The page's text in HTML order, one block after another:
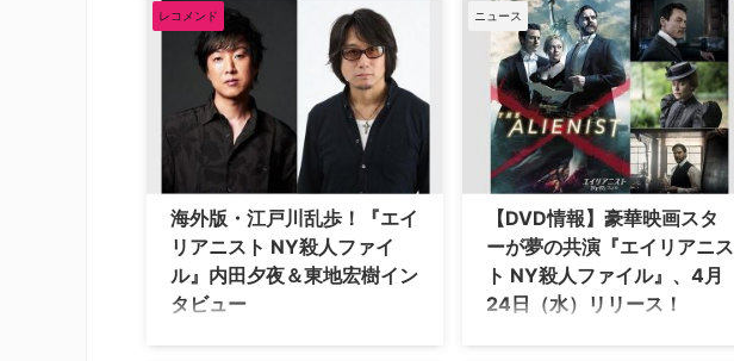
TNTの犯罪ミステリードラマ『エイリ
アニスト』の新シーズンとなる『The
Angel of Darkness（原題）』に出演す
ることが明らかとなった。米Deadline
が報じている。 『エイリアニスト』の
シーズン…
のWノミネート・受賞を果たした最新
サイコスリラー『エイリアニスト NY
殺人ファイル』がいよいよDVDリリー
スされる。 これまで様々な海外ドラ
マ、主に犯罪捜査ミステリーでは個性
豊かな刑事や探偵たちが数多く登場し
てきたが…
レコメンド
海外版・江戸川乱歩！『エイ
リアニスト NY殺人ファイ
ル』内田夕夜＆東地宏樹イン
タビュー
ニュース
【DVD情報】豪華映画スタ
ーが夢の共演『エイリアニス
ト NY殺人ファイル』、4月
24日（水）リリース！